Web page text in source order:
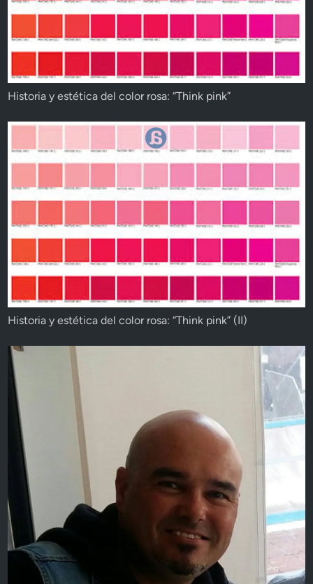
Historia y estética del color rosa: “Think pink”
Historia y estética del color rosa: “Think pink” (II)